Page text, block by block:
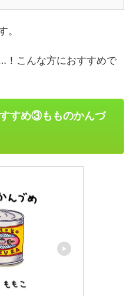
。
！こんな方におすすめで
すめ③もものかんづ